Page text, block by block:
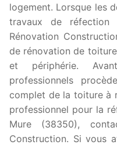
logement. Lorsque les
travaux de réfection
Rénovation
de rénovation de
et périphérie.
professionnels
complet de la toiture à
professionnel pour la
Mure (38350),
Construction. Si vous